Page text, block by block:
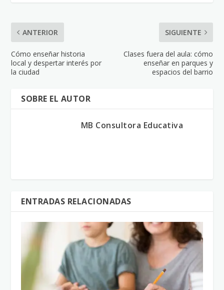
ANTERIOR
Cómo enseñar historia
local y despertar interés por
la ciudad
SIGUIENTE
Clases fuera del aula: cómo
enseñar en parques y
espacios del barrio
SOBRE EL AUTOR
MB Consultora Educativa
ENTRADAS RELACIONADAS